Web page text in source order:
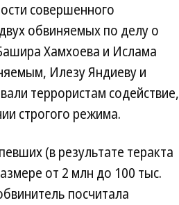
совершенного
обвиняемых по делу о
Хамхоева и Ислама
Илезу Яндиеву и
террористам содействие,
строгого режима.
(в результате теракта
от 2 млн до 100 тыс.
посчитала